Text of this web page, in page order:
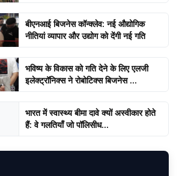
बीएनआई बिजनेस कॉन्क्लेव: नई औद्योगिक
नीतियां व्यापार और उद्योग को देंगी नई गति
भविष्य के विकास को गति देने के लिए एलजी
इलेक्ट्रॉनिक्स ने रोबोटिक्स बिजनेस ...
भारत में स्वास्थ्य बीमा दावे क्यों अस्वीकार होते
हैं: वे गलतियाँ जो पॉलिसीध...